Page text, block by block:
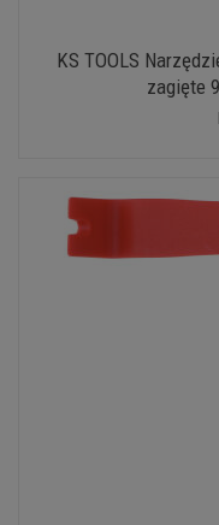
KS TOOLS
zagięte